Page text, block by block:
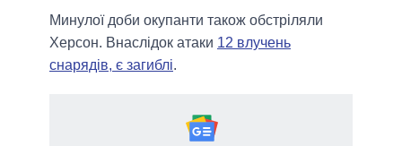
Минулої доби окупанти також обстріляли
Херсон. Внаслідок атаки 12 влучень
снарядів, є загиблі.